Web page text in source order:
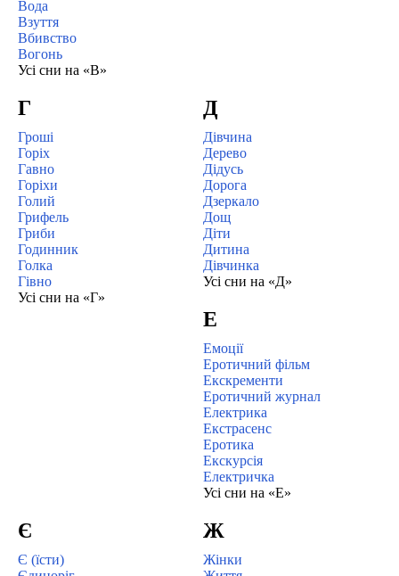
Вода
Взуття
Вбивство
Вогонь
Усі сни на «В»
Г
Гроші
Горіх
Гавно
Горіхи
Голий
Грифель
Гриби
Годинник
Голка
Гівно
Усі сни на «Г»
Д
Дівчина
Дерево
Дідусь
Дорога
Дзеркало
Дощ
Діти
Дитина
Дівчинка
Усі сни на «Д»
Е
Емоції
Еротичний фільм
Екскременти
Еротичний журнал
Електрика
Екстрасенс
Еротика
Екскурсія
Електричка
Усі сни на «Е»
Є
Є (їсти)
Ж
Жінки